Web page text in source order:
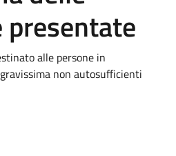
alle persone in
non autosufficienti